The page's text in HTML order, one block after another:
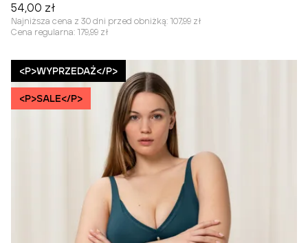
54,00 zł
Najniższa cena z 30 dni przed obniżką: 107,99 zł
Cena regularna: 179,99 zł
<P>WYPRZEDAŻ</P>
<P>SALE</P>